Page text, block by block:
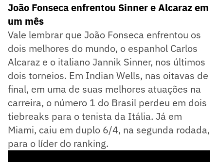
João Fonseca enfrentou Sinner e Alcaraz em
um mês
Vale lembrar que João Fonseca enfrentou os
dois melhores do mundo, o espanhol Carlos
Alcaraz e o italiano Jannik Sinner, nos últimos
dois torneios. Em Indian Wells, nas oitavas de
final, em uma de suas melhores atuações na
carreira, o número 1 do Brasil perdeu em dois
tiebreaks para o tenista da Itália. Já em
Miami, caiu em duplo 6/4, na segunda rodada,
para o líder do ranking.